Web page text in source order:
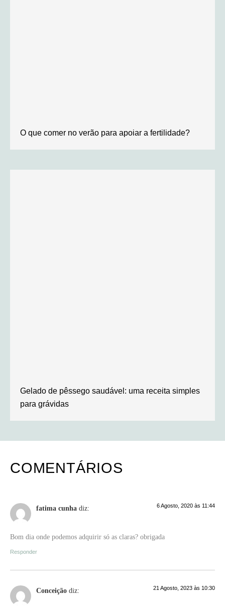
O que comer no verão para apoiar a fertilidade?
Gelado de pêssego saudável: uma receita simples
para grávidas
COMENTÁRIOS
fatima cunha diz: 6 Agosto, 2020 às 11:44
Bom dia onde podemos adquirir só as claras? obrigada
Responder
Conceição diz: 21 Agosto, 2023 às 10:30